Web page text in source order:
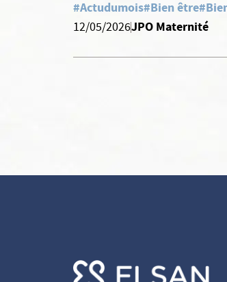
#Actudumois#Bien être
12/05/2026JPO Maternité